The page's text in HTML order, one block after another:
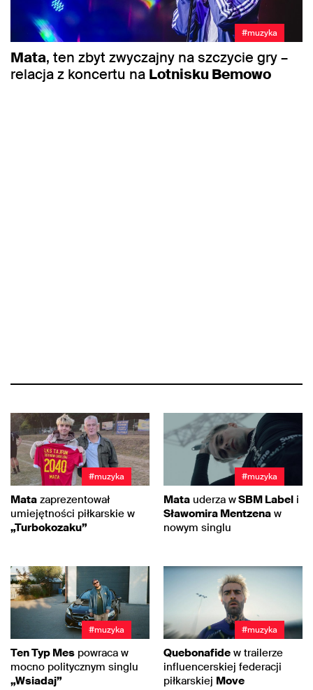
#muzyka
Mata, ten zbyt zwyczajny na szczycie gry –
relacja z koncertu na Lotnisku Bemowo
#muzyka
Mata zaprezentował
umiejętności piłkarskie w
„Turbokozaku”
#muzyka
Mata uderza wSBM Label i
Sławomira Mentzena w
nowym singlu
#muzyka
Ten Typ Mes powraca w
mocno politycznym singlu
„Wsiadaj”
#muzyka
Quebonafide w trailerze
influencerskiej federacji
piłkarskiej Move